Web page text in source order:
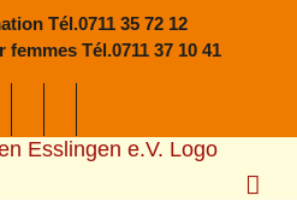
Tél.0711 35 72 12
femmes Tél.0711 37 10 41